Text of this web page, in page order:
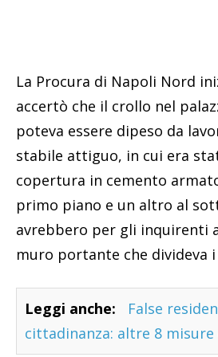
La Procura di Napoli Nord
accertò che il crollo nel
poteva essere dipeso da
stabile attiguo, in cui era
copertura in cemento
primo piano e un altro al
avrebbero per gli inquirenti
muro portante che divideva
Leggi anche:
False
cittadinanza: altre 8